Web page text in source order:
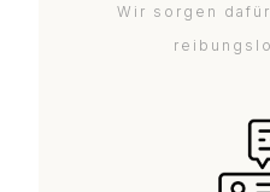
Wir sorgen